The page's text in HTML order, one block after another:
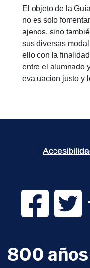
El objeto de la
no es solo
ajenos, sino
sus diversas
ello con la
entre el alumnado
evaluación justo y
Facebook
800